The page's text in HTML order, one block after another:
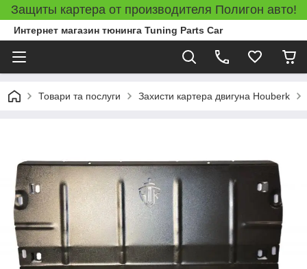
Защиты картера от производителя Полигон авто!
Интернет магазин тюнинга Tuning Parts Car
Товари та послуги Захисти картера двигуна Houberk